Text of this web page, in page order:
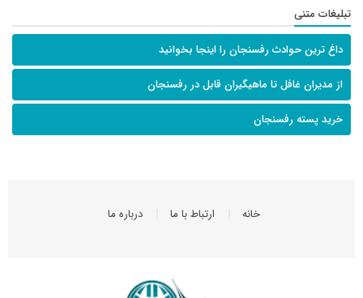
تبلیغات متنی
داغ ترین حوادث رفسنجان را اینجا بخوانید
از مدیران غافل تا ماهیگیران قابل در رفسنجان
خرید پسته رفسنجان
خانه ارتباط با ما درباره ما